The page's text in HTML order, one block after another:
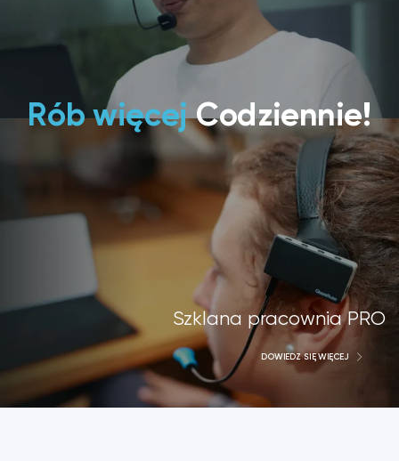
Rób więcejCodziennie!
Szklana pracownia PRO
DOWIEDZ SIĘ WIĘCEJ